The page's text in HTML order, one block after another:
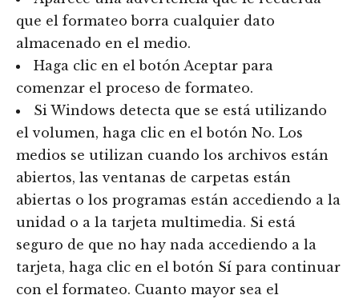
que el formateo borra cualquier dato
almacenado en el medio.
Haga clic en el botón Aceptar para
comenzar el proceso de formateo.
Si Windows detecta que se está utilizando
el volumen, haga clic en el botón No. Los
medios se utilizan cuando los archivos están
abiertos, las ventanas de carpetas están
abiertas o los programas están accediendo a la
unidad o a la tarjeta multimedia. Si está
seguro de que no hay nada accediendo a la
tarjeta, haga clic en el botón Sí para continuar
con el formateo. Cuanto mayor sea el